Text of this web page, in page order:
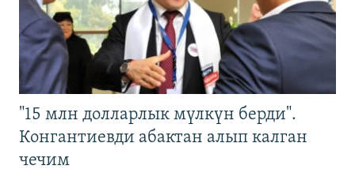
"15 млн долларлык мүлкүн берди".
Конгантиевди абактан алып калган
чечим